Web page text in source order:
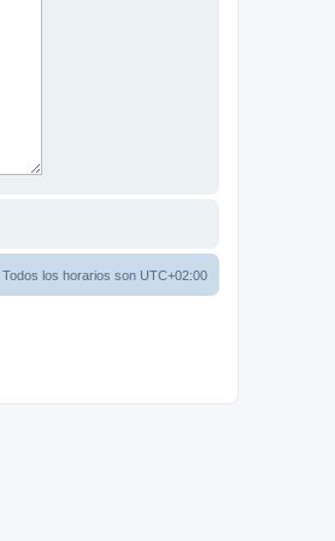
Todos los horarios son UTC+02:00